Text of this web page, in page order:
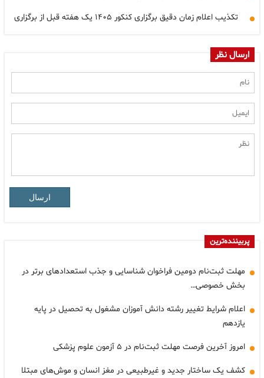
تکذیب اعلام زمان دقیق برگزاری کنکور ۱۴۰۵ یک هفته قبل از برگزاری
ارسال نظر
ارسال
پربیننده‌ترین
مهلت ثبت‌نام دومین فراخوان شناسایی و جذب استعدادهای برتر در
بخش خصوصی…
اعلام شرایط تغییر رشته دانش آموزان مشغول به تحصیل در پایه
یازدهم
امروز آخرین فرصت مهلت ثبت‌نام در ۵ آزمون علوم پزشکی
کشف یک ساختار جدید و غیرطبیعی در مغز انسان و موش‌های مبتلا